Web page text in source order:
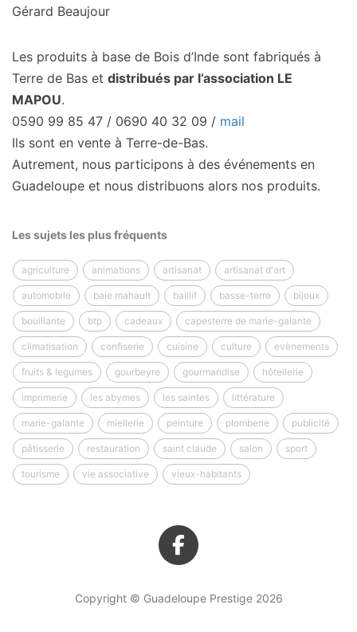
Gérard Beaujour
Les produits à base de Bois d’Inde sont fabriqués à
Terre de Bas et distribués par l’association LE
MAPOU.
0590 99 85 47 / 0690 40 32 09 / mail
Ils sont en vente à Terre-de-Bas.
Autrement, nous participons à des événements en
Guadeloupe et nous distribuons alors nos produits.
Les sujets les plus fréquents
agriculture animations artisanat artisanat d'art
automobile baie mahault baillif basse-terre bijoux
bouillante btp cadeaux capesterre de marie-galante
climatisation confiserie cuisine culture evènements
fruits & legumes gourbeyre gourmandise hôtellerie
imprimerie les abymes les saintes littérature
marie-galante miellerie peinture plomberie publicité
pâtisserie restauration saint claude salon sport
tourisme vie associative vieux-habitants
Copyright © Guadeloupe Prestige 2026